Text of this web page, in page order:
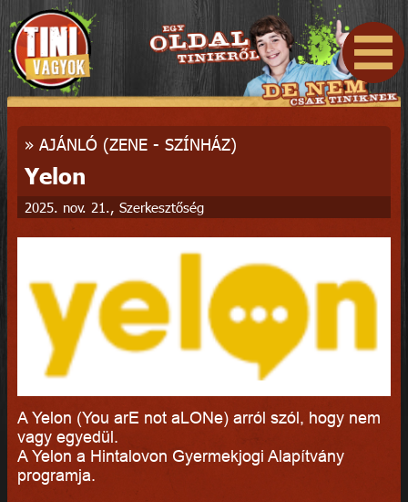
» AJÁNLÓ (ZENE - SZÍNHÁZ)
Yelon
2025. nov. 21., Szerkesztőség
A Yelon (You arE not aLONe) arról szól, hogy nem
vagy egyedül.
A Yelon a Hintalovon Gyermekjogi Alapítvány
programja.